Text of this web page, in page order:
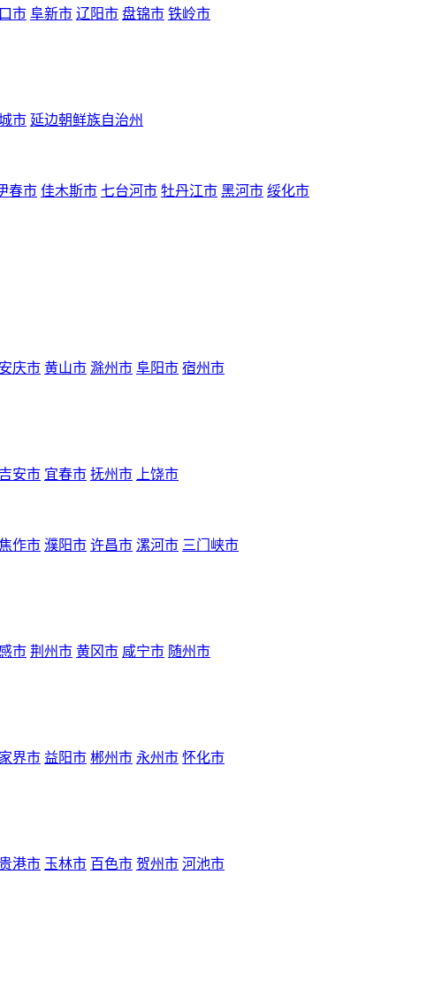
市 阜新市 辽阳市 盘锦市 铁岭市
市 延边朝鲜族自治州
春市 佳木斯市 七台河市 牡丹江市 黑河市 绥化市
安庆市 黄山市 滁州市 阜阳市 宿州市
吉安市 宜春市 抚州市 上饶市
作市 濮阳市 许昌市 漯河市 三门峡市
市 荆州市 黄冈市 咸宁市 随州市
界市 益阳市 郴州市 永州市 怀化市
港市 玉林市 百色市 贺州市 河池市